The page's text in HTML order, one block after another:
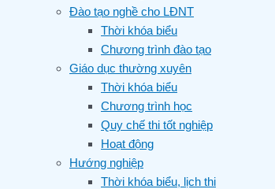
Đào tạo nghề cho LĐNT
Thời khóa biểu
Chương trình đào tạo
Giáo dục thường xuyên
Thời khóa biểu
Chương trình học
Quy chế thi tốt nghiệp
Hoạt động
Hướng nghiệp
Thời khóa biểu, lịch thi